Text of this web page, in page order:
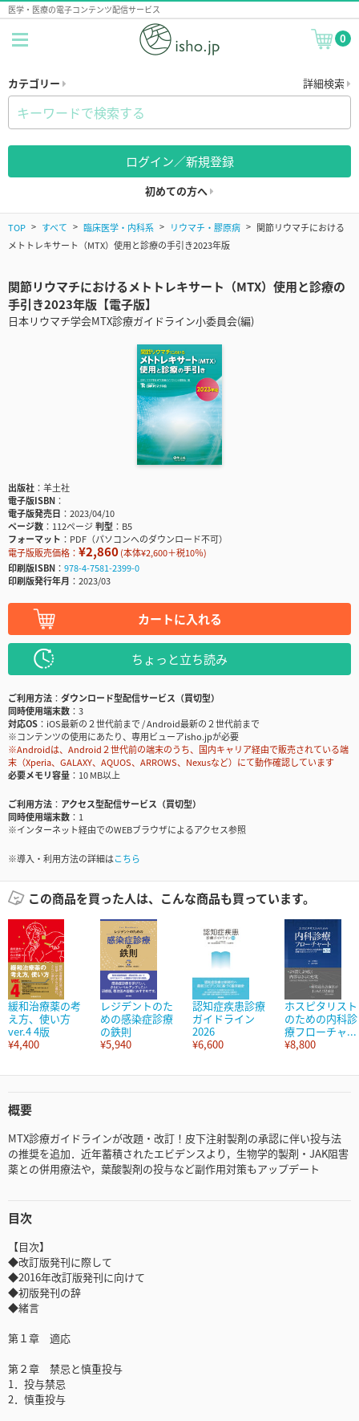
医学・医療の電子コンテンツ配信サービス
0
カテゴリー 詳細検索
ログイン／新規登録
初めての方へ
TOP すべて 臨床医学・内科系 リウマチ・膠原病
関節リウマチにおける
メトトレキサート（MTX）使用と診療の手引き2023年版
関節リウマチにおけるメトトレキサート（MTX）使用と診療の
手引き2023年版【電子版】
日本リウマチ学会MTX診療ガイドライン小委員会(編)
出版社
羊土社
電子版ISBN
電子版発売日
2023/04/10
ページ数
112ページ判型
B5
フォーマット
PDF（パソコンへのダウンロード不可）
電子版販売価格： ¥2,860(本体¥2,600＋税10％)
印刷版ISBN
978-4-7581-2399-0
印刷版発行年月
2023/03
カートに入れる
ちょっと立ち読み
ご利用方法
ダウンロード型配信サービス（買切型）
同時使用端末数
3
対応OS
iOS最新の２世代前まで / Android最新の２世代前まで
※コンテンツの使用にあたり、専用ビューアisho.jpが必要
※Androidは、Android２世代前の端末のうち、国内キャリア経由で販売されている端
末（Xperia、GALAXY、AQUOS、ARROWS、Nexusなど）にて動作確認しています
必要メモリ容量
10 MB以上
ご利用方法
アクセス型配信サービス（買切型）
同時使用端末数
1
※インターネット経由でのWEBブラウザによるアクセス参照
※導入・利用方法の詳細はこちら
この商品を買った人は、こんな商品も買っています。
緩和治療薬の考
え方、使い方
ver.4 4版
¥4,400
レジデントのた
めの感染症診療
の鉄則
¥5,940
認知症疾患診療
ガイドライン
2026
¥6,600
ホスピタリスト
のための内科診
療フローチャ...
¥8,800
概要
MTX診療ガイドラインが改題・改訂！皮下注射製剤の承認に伴い投与法
の推奨を追加．近年蓄積されたエビデンスより，生物学的製剤・JAK阻害
薬との併用療法や，葉酸製剤の投与など副作用対策もアップデート
目次
【目次】
◆改訂版発刊に際して
◆2016年改訂版発刊に向けて
◆初版発刊の辞
◆緒言
第１章 適応
第２章 禁忌と慎重投与
1．投与禁忌
2．慎重投与